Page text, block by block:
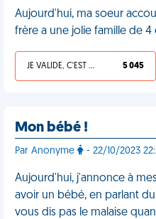
Aujourd'hui, ma soeur
frère a une jolie famille de 4
JE VALIDE, C'EST UNE VDM 5 045
Mon bébé !
Par Anonyme - 22/10/2023
Aujourd'hui, j'annonce à
avoir un bébé, en parlant
vous dis pas le malaise